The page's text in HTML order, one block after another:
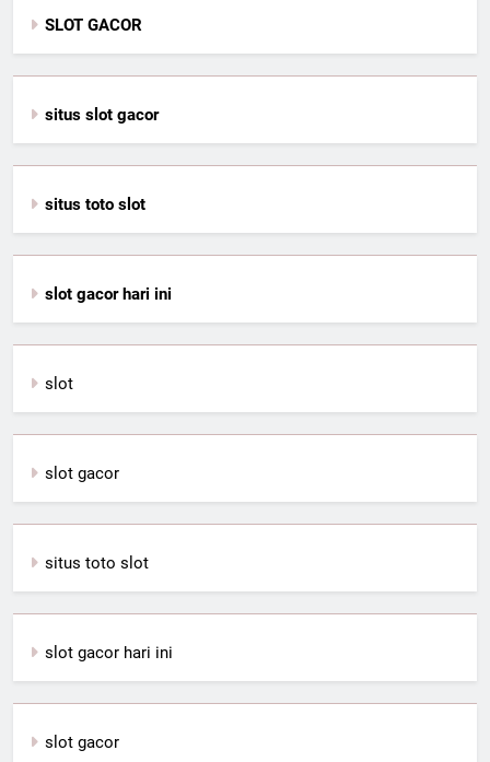
SLOT GACOR
situs slot gacor
situs toto slot
slot gacor hari ini
slot
slot gacor
situs toto slot
slot gacor hari ini
slot gacor